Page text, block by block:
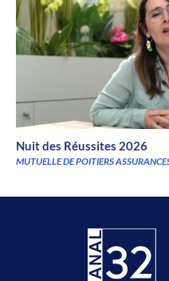
Nuit des Réussites 2026
MUTUELLE DE POITIERS